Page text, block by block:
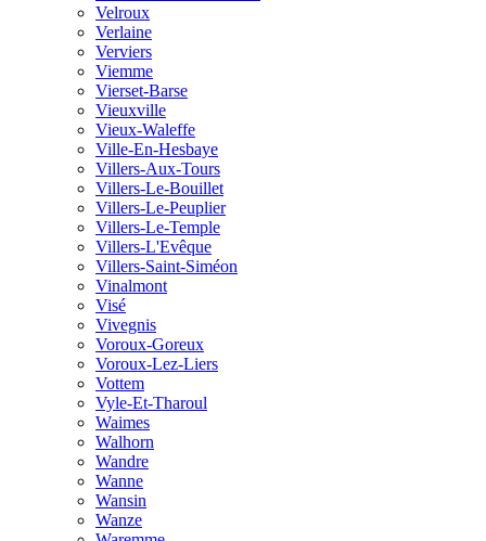
Velroux
Verlaine
Verviers
Viemme
Vierset-Barse
Vieuxville
Vieux-Waleffe
Ville-En-Hesbaye
Villers-Aux-Tours
Villers-Le-Bouillet
Villers-Le-Peuplier
Villers-Le-Temple
Villers-L'Evêque
Villers-Saint-Siméon
Vinalmont
Visé
Vivegnis
Voroux-Goreux
Voroux-Lez-Liers
Vottem
Vyle-Et-Tharoul
Waimes
Walhorn
Wandre
Wanne
Wansin
Wanze